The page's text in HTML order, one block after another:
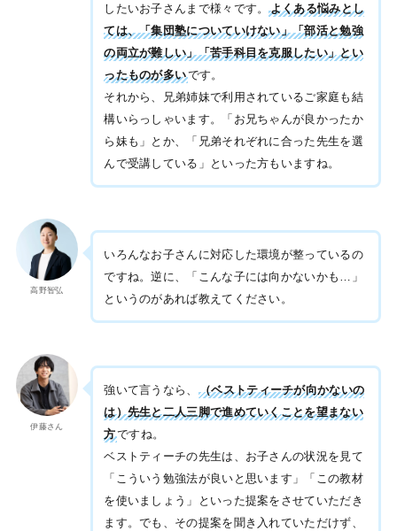
したいお子さんまで様々です。よくある悩みとし
ては、「集団塾についていけない」「部活と勉強
の両立が難しい」「苦手科目を克服したい」とい
ったものが多いです。
それから、兄弟姉妹で利用されているご家庭も結
構いらっしゃいます。「お兄ちゃんが良かったか
ら妹も」とか、「兄弟それぞれに合った先生を選
んで受講している」といった方もいますね。
高野智弘
いろんなお子さんに対応した環境が整っているの
ですね。逆に、「こんな子には向かないかも…」
というのがあれば教えてください。
伊藤さん
強いて言うなら、 （ベストティーチが向かないの
は）先生と二人三脚で進めていくことを望まない
方ですね。
ベストティーチの先生は、お子さんの状況を見て
「こういう勉強法が良いと思います」「この教材
を使いましょう」といった提案をさせていただき
ます。でも、その提案を聞き入れていただけず、